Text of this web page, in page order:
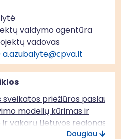
valdymo agentūra
vadovas
a.azubalyte@cpva.lt
priežiūros paslaugų
modelių kūrimas ir
vakarų Lietuvos regionas
Daugiau